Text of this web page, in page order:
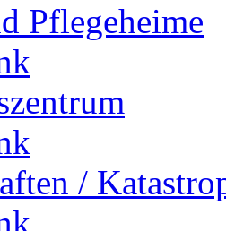
Pflegeheime
/